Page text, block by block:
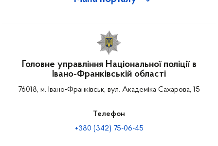
Головне управління Національної поліції в
Івано-Франківській області
76018, м. Івано-Франківськ, вул. Академіка Сахарова, 15
Телефон
+380 (342) 75-06-45